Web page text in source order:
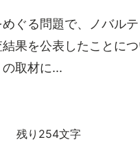
ぐる問題で、ノバル
果を公表したことに
取材に...
残り254文字